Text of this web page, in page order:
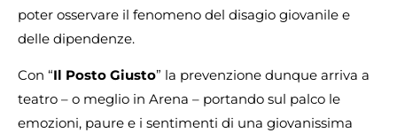
poter osservare il fenomeno del disagio giovanile e
delle dipendenze.
Con “Il Posto Giusto” la prevenzione dunque arriva a
teatro – o meglio in Arena – portando sul palco le
emozioni, paure e i sentimenti di una giovanissima